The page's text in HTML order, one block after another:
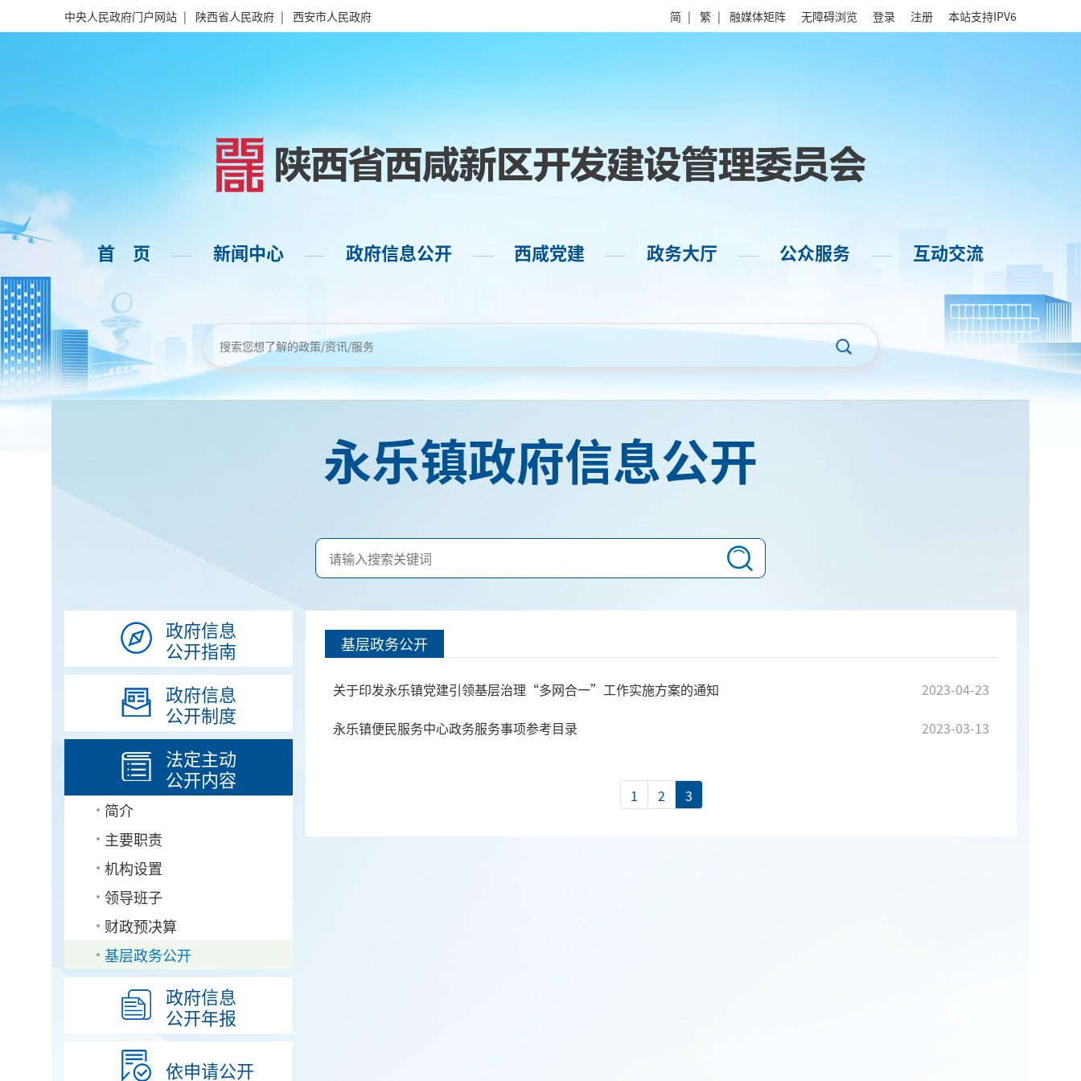
中央人民政府门户网站 | 陕西省人民政府 | 西安市人民政府 简 | 繁 | 融媒体矩阵 无障碍浏览 登录 注册 本站支持IPV6
首 页 —— 新闻中心 —— 政府信息公开 —— 西咸党建 —— 政务大厅 —— 公众服务 —— 互动交流
永乐镇政府信息公开
政府信息
公开指南
政府信息
公开制度
法定主动
公开内容
简介
主要职责
机构设置
领导班子
财政预决算
基层政务公开
政府信息
公开年报
依申请公开
基层政务公开
2023-04-23
关于印发永乐镇党建引领基层治理“多网合一”工作实施方案的通知
2023-03-13
永乐镇便民服务中心政务服务事项参考目录
1 2 3